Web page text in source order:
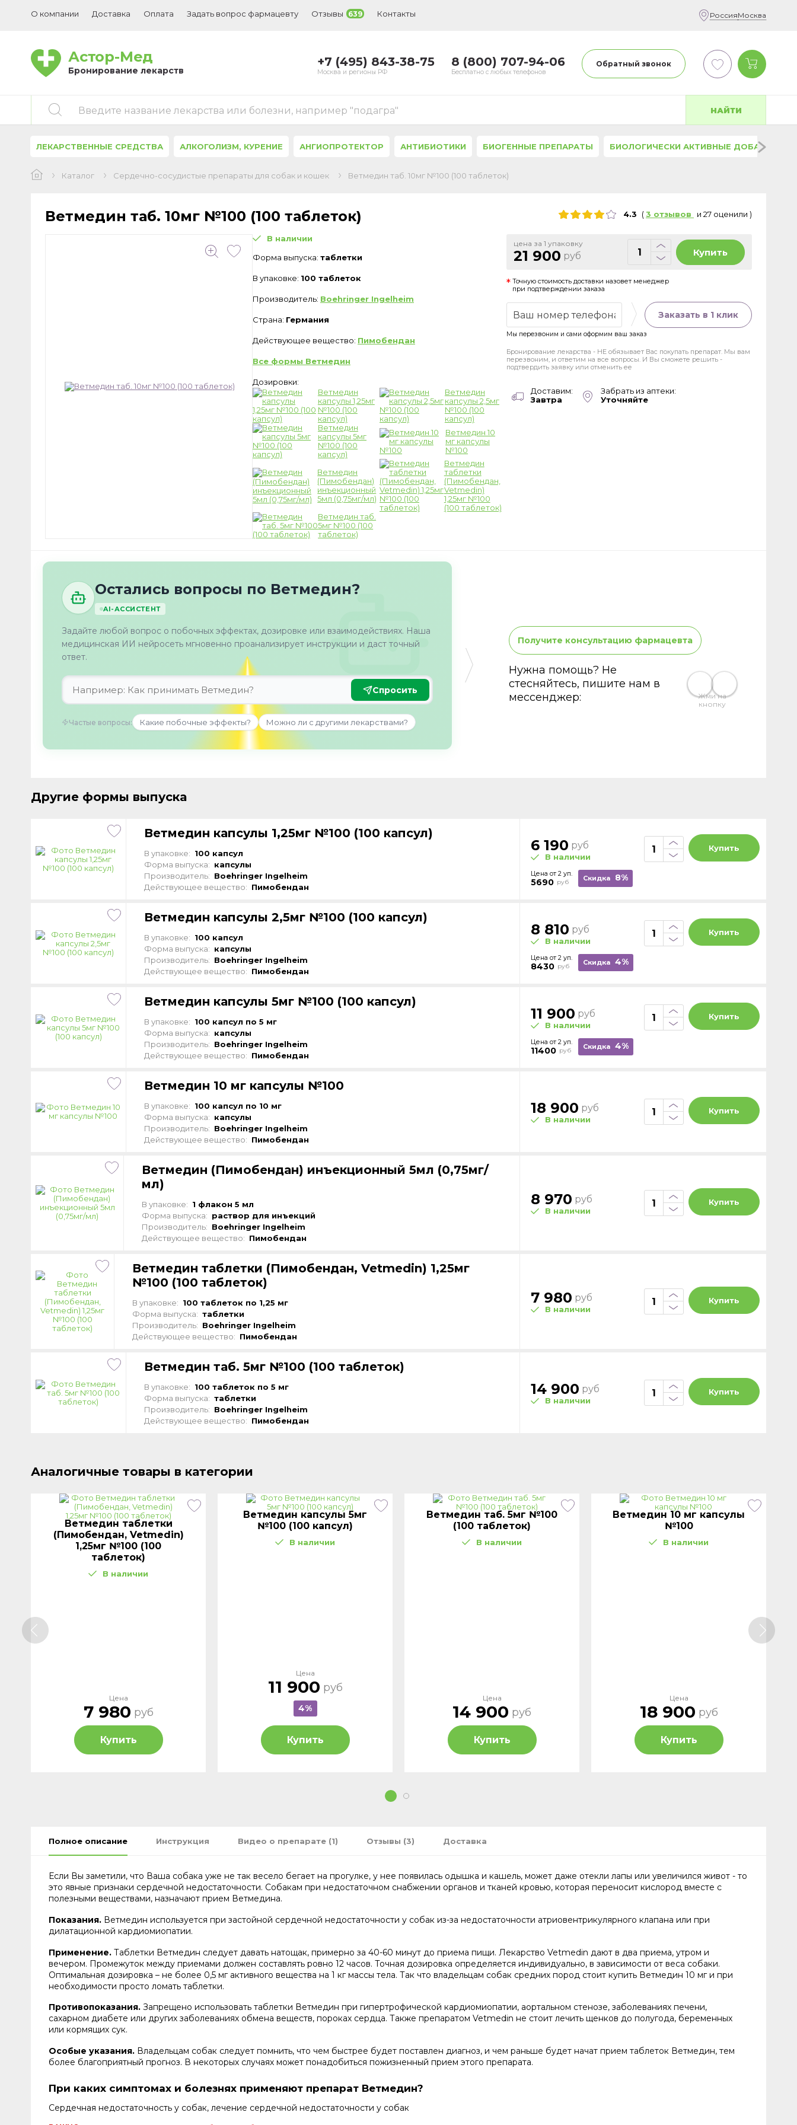
О компании Доставка Оплата Задать вопрос фармацевту Отзывы 639 Контакты РоссияМосква
Астор-Мед
Бронирование лекарств
+7 (495) 843-38-75
Москва и регионы РФ
8 (800) 707-94-06
Бесплатно с любых телефонов
Обратный звонок
Введите название лекарства или болезни, например "подагра" НАЙТИ
ЛЕКАРСТВЕННЫЕ СРЕДСТВА АЛКОГОЛИЗМ, КУРЕНИЕ АНГИОПРОТЕКТОР АНТИБИОТИКИ БИОГЕННЫЕ ПРЕПАРАТЫ БИОЛОГИЧЕСКИ АКТИВНЫЕ ДОБАВКИ
Каталог Сердечно-сосудистые препараты для собак и кошек Ветмедин таб. 10мг №100 (100 таблеток)
Ветмедин таб. 10мг №100 (100 таблеток) 4.3 (3 отзывов и 27 оценили )
В наличии
Форма выпуска: таблетки
В упаковке: 100 таблеток
Производитель: Boehringer Ingelheim
Страна: Германия
Действующее вещество: Пимобендан
Все формы Ветмедин
Дозировки:
Ветмедин
капсулы 1,25мг
№100 (100
капсул)
Ветмедин
капсулы 2,5мг
№100 (100
капсул)
Ветмедин
капсулы 5мг
№100 (100
капсул)
Ветмедин 10
мг капсулы
№100
Ветмедин
(Пимобендан)
инъекционный
5мл (0,75мг/мл)
Ветмедин
таблетки
(Пимобендан,
Vetmedin)
1,25мг №100
(100 таблеток)
Ветмедин таб.
5мг №100 (100
таблеток)
цена за 1 упаковку
21 900 руб Купить
Точную стоимость доставки назовет менеджер
при подтверждении заказа
Заказать в 1 клик
Мы перезвоним и сами оформим ваш заказ
Бронирование лекарства - НЕ обязывает Вас покупать препарат. Мы вам
перезвоним, и ответим на все вопросы. И Вы сможете решить -
подтвердить заявку или отменить ее
Доставим:
Завтра
Забрать из аптеки:
Уточняйте
Остались вопросы по Ветмедин?
AI-АССИСТЕНТ
Задайте любой вопрос о побочных эффектах, дозировке или взаимодействиях. Наша
медицинская ИИ нейросеть мгновенно проанализирует инструкции и даст точный
ответ.
Спросить
Частые вопросы: Какие побочные эффекты? Можно ли с другими лекарствами?
Получите консультацию фармацевта
Нужна помощь? Не
стесняйтесь, пишите нам в
мессенджер:
Жми на
кнопку
Другие формы выпуска
Ветмедин капсулы 1,25мг №100 (100 капсул)
В упаковке: 100 капсул
Форма выпуска: капсулы
Производитель: Boehringer Ingelheim
Действующее вещество: Пимобендан
6 190 руб
В наличии
Цена от 2 уп.
5690 руб Скидка 8%
Купить
Ветмедин капсулы 2,5мг №100 (100 капсул)
В упаковке: 100 капсул
Форма выпуска: капсулы
Производитель: Boehringer Ingelheim
Действующее вещество: Пимобендан
8 810 руб
В наличии
Цена от 2 уп.
8430 руб Скидка 4%
Купить
Ветмедин капсулы 5мг №100 (100 капсул)
В упаковке: 100 капсул по 5 мг
Форма выпуска: капсулы
Производитель: Boehringer Ingelheim
Действующее вещество: Пимобендан
11 900 руб
В наличии
Цена от 2 уп.
11400 руб Скидка 4%
Купить
Ветмедин 10 мг капсулы №100
В упаковке: 100 капсул по 10 мг
Форма выпуска: капсулы
Производитель: Boehringer Ingelheim
Действующее вещество: Пимобендан
18 900 руб
В наличии
Купить
Ветмедин (Пимобендан) инъекционный 5мл (0,75мг/
мл)
В упаковке: 1 флакон 5 мл
Форма выпуска: раствор для инъекций
Производитель: Boehringer Ingelheim
Действующее вещество: Пимобендан
8 970 руб
В наличии
Купить
Ветмедин таблетки (Пимобендан, Vetmedin) 1,25мг
№100 (100 таблеток)
В упаковке: 100 таблеток по 1,25 мг
Форма выпуска: таблетки
Производитель: Boehringer Ingelheim
Действующее вещество: Пимобендан
7 980 руб
В наличии
Купить
Ветмедин таб. 5мг №100 (100 таблеток)
В упаковке: 100 таблеток по 5 мг
Форма выпуска: таблетки
Производитель: Boehringer Ingelheim
Действующее вещество: Пимобендан
14 900 руб
В наличии
Купить
Аналогичные товары в категории
Ветмедин таблетки
(Пимобендан, Vetmedin)
1,25мг №100 (100
таблеток)
В наличии
Цена
7 980 руб
Купить
Ветмедин капсулы 5мг
№100 (100 капсул)
В наличии
Цена
11 900 руб
4%
Купить
Ветмедин таб. 5мг №100
(100 таблеток)
В наличии
Цена
14 900 руб
Купить
Ветмедин 10 мг капсулы
№100
В наличии
Цена
18 900 руб
Купить
Полное описание Инструкция Видео о препарате (1) Отзывы (3) Доставка
Если Вы заметили, что Ваша собака уже не так весело бегает на прогулке, у нее появилась одышка и кашель, может даже отекли лапы или увеличился живот - то
это явные признаки сердечной недостаточности. Собакам при недостаточном снабжении органов и тканей кровью, которая переносит кислород вместе с
полезными веществами, назначают прием Ветмедина.
Показания. Ветмедин используется при застойной сердечной недостаточности у собак из-за недостаточности атриовентрикулярного клапана или при
дилатационной кардиомиопатии.
Применение. Таблетки Ветмедин следует давать натощак, примерно за 40-60 минут до приема пищи. Лекарство Vetmedin дают в два приема, утром и
вечером. Промежуток между приемами должен составлять ровно 12 часов. Точная дозировка определяется индивидуально, в зависимости от веса собаки.
Оптимальная дозировка – не более 0,5 мг активного вещества на 1 кг массы тела. Так что владельцам собак средних пород стоит купить Ветмедин 10 мг и при
необходимости просто ломать таблетки.
Противопоказания. Запрещено использовать таблетки Ветмедин при гипертрофической кардиомиопатии, аортальном стенозе, заболеваниях печени,
сахарном диабете или других заболеваниях обмена веществ, пороках сердца. Также препаратом Vetmedin не стоит лечить щенков до полугода, беременных
или кормящих сук.
Особые указания. Владельцам собак следует помнить, что чем быстрее будет поставлен диагноз, и чем раньше будет начат прием таблеток Ветмедин, тем
более благоприятный прогноз. В некоторых случаях может понадобиться пожизненный прием этого препарата.
При каких симптомах и болезнях применяют препарат Ветмедин?
Сердечная недостаточность у собак, лечение сердечной недостаточности у собак